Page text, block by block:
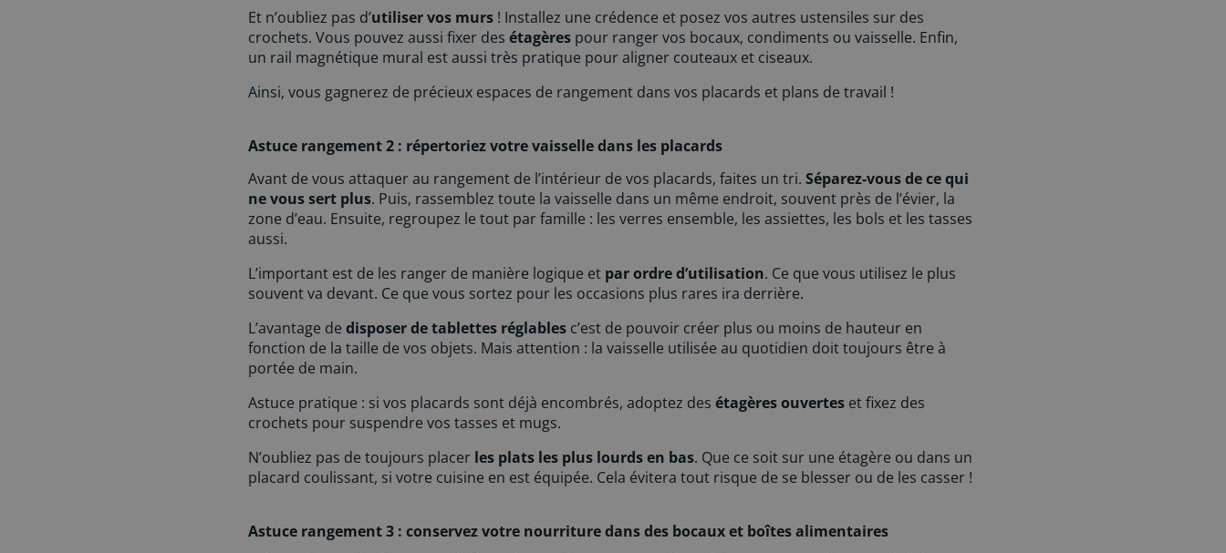
Et n’oubliez pas d’utiliser vos murs ! Installez une crédence et posez vos autres ustensiles sur des
crochets. Vous pouvez aussi fixer des étagères pour ranger vos bocaux, condiments ou vaisselle. Enfin,
un rail magnétique mural est aussi très pratique pour aligner couteaux et ciseaux.
Ainsi, vous gagnerez de précieux espaces de rangement dans vos placards et plans de travail !
Astuce rangement 2 : répertoriez votre vaisselle dans les placards
Avant de vous attaquer au rangement de l’intérieur de vos placards, faites un tri. Séparez-vous de ce qui
ne vous sert plus. Puis, rassemblez toute la vaisselle dans un même endroit, souvent près de l’évier, la
zone d’eau. Ensuite, regroupez le tout par famille : les verres ensemble, les assiettes, les bols et les tasses
aussi.
L’important est de les ranger de manière logique et par ordre d’utilisation. Ce que vous utilisez le plus
souvent va devant. Ce que vous sortez pour les occasions plus rares ira derrière.
L’avantage de disposer de tablettes réglables c’est de pouvoir créer plus ou moins de hauteur en
fonction de la taille de vos objets. Mais attention : la vaisselle utilisée au quotidien doit toujours être à
portée de main.
Astuce pratique : si vos placards sont déjà encombrés, adoptez des étagères ouvertes et fixez des
crochets pour suspendre vos tasses et mugs.
N’oubliez pas de toujours placer les plats les plus lourds en bas. Que ce soit sur une étagère ou dans un
placard coulissant, si votre cuisine en est équipée. Cela évitera tout risque de se blesser ou de les casser !
Astuce rangement 3 : conservez votre nourriture dans des bocaux et boîtes alimentaires